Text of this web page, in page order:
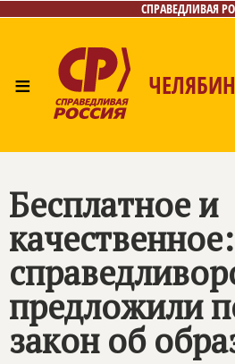
СПРАВЕДЛИВАЯ
≡
Бесплатное и
качественное:
предложили
закон об